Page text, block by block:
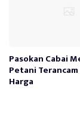
Pasokan Cabai
Petani
Harga